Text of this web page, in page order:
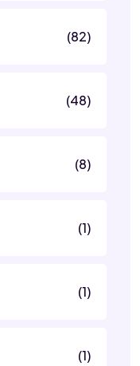
(82)
(48)
(8)
(1)
(1)
(1)